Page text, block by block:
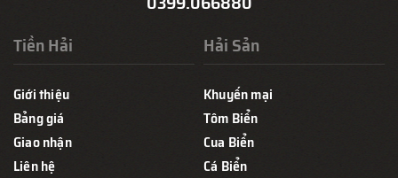
Tiền Hải
Giới thiệu
Bảng giá
Giao nhận
Liên hệ
Hải Sản
Khuyến mại
Tôm Biển
Cua Biển
Cá Biển